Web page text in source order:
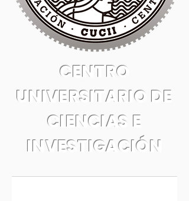
CENTRO
UNIVERSITARIO DE
CIENCIAS E
INVESTIGACIÓN